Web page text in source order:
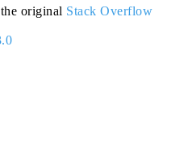
original Stack Overflow